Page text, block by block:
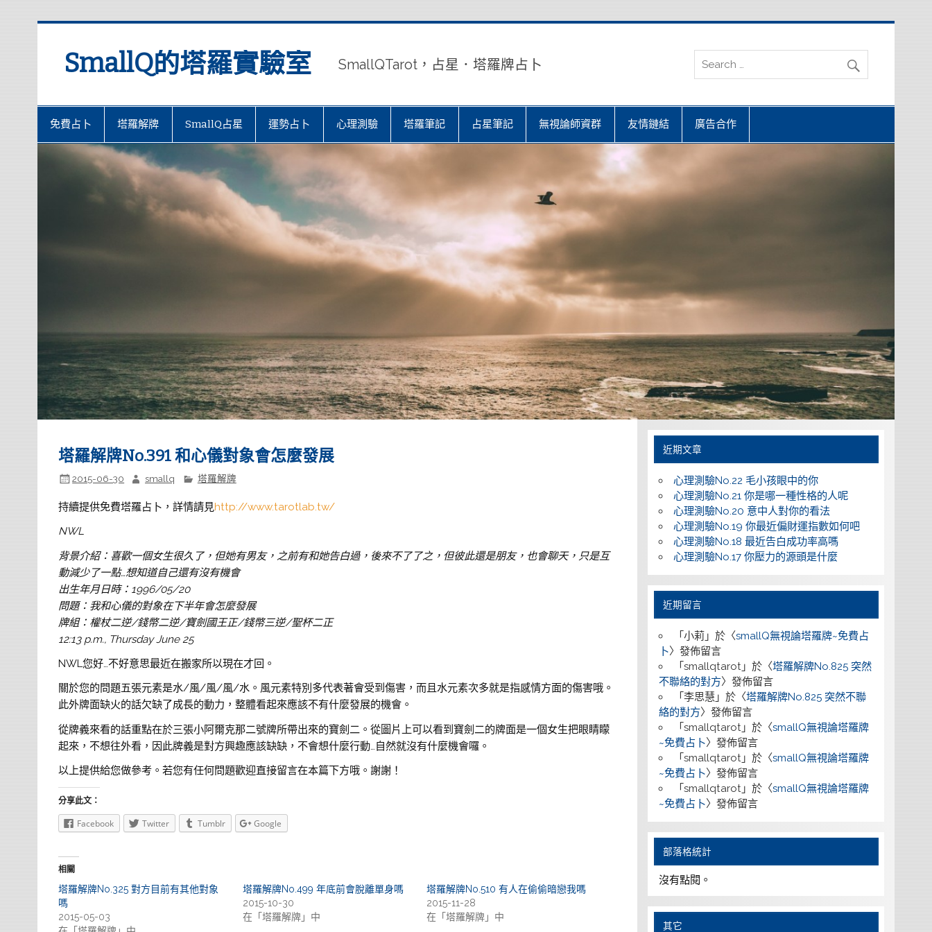
SmallQ的塔羅實驗室 SmallQTarot，占星．塔羅牌占卜
免費占卜 塔羅解牌 SmallQ占星 運勢占卜 心理測驗 塔羅筆記 占星筆記 無視論師資群 友情鏈結 廣告合作
塔羅解牌No.391 和心儀對象會怎麼發展
2015-06-30 smallq 塔羅解牌
持續提供免費塔羅占卜，詳情請見http://www.tarotlab.tw/
NWL
背景介紹：喜歡一個女生很久了，但她有男友，之前有和她告白過，後來不了了之，但彼此還是朋友，也會聊天，只是互
動減少了一點…想知道自己還有沒有機會
出生年月日時：1996/05/20
問題：我和心儀的對象在下半年會怎麼發展
牌組：權杖二逆/錢幣二逆/寶劍國王正/錢幣三逆/聖杯二正
12:13 p.m., Thursday June 25
NWL您好…不好意思最近在搬家所以現在才回。
關於您的問題五張元素是水/風/風/風/水。風元素特別多代表著會受到傷害，而且水元素次多就是指感情方面的傷害哦。
此外牌面缺火的話欠缺了成長的動力，整體看起來應該不有什麼發展的機會。
從牌義來看的話重點在於三張小阿爾克那二號牌所帶出來的寶劍二。從圖片上可以看到寶劍二的牌面是一個女生把眼睛矇
起來，不想往外看，因此牌義是對方興趣應該缺缺，不會想什麼行動…自然就沒有什麼機會囉。
以上提供給您做參考。若您有任何問題歡迎直接留言在本篇下方哦。謝謝！
分享此文：
Facebook Twitter Tumblr Google
相關
塔羅解牌No.325 對方目前有其他對象
嗎
2015-05-03
塔羅解牌No.499 年底前會脫離單身嗎
2015-10-30
在「塔羅解牌」中
塔羅解牌No.510 有人在偷偷暗戀我嗎
2015-11-28
在「塔羅解牌」中
近期文章
心理測驗No.22 毛小孩眼中的你
心理測驗No.21 你是哪一種性格的人呢
心理測驗No.20 意中人對你的看法
心理測驗No.19 你最近偏財運指數如何吧
心理測驗No.18 最近告白成功率高嗎
心理測驗No.17 你壓力的源頭是什麼
近期留言
「 小莉」於〈smallQ無視論塔羅牌~免費占
卜〉發佈留言
「 smallqtarot」於〈塔羅解牌No.825 突然
不聯絡的對方〉發佈留言
「 李思慧」於〈塔羅解牌No.825 突然不聯
絡的對方〉發佈留言
「 smallqtarot」於〈smallQ無視論塔羅牌
~免費占卜〉發佈留言
「 smallqtarot」於〈smallQ無視論塔羅牌
~免費占卜〉發佈留言
「 smallqtarot」於〈smallQ無視論塔羅牌
~免費占卜〉發佈留言
部落格統計
沒有點閱。
其它